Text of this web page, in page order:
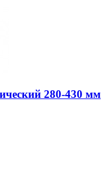
280-430 мм